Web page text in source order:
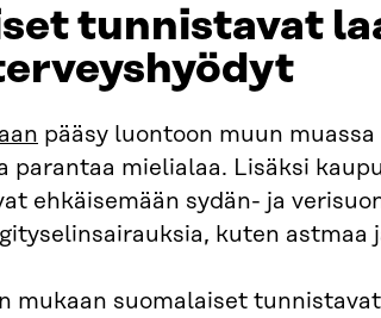
tunnistavat
pääsy luontoon muun
parantaa mielialaa. Lisäksi
ehkäisemään sydän- ja
kuten astmaa
mukaan suomalaiset